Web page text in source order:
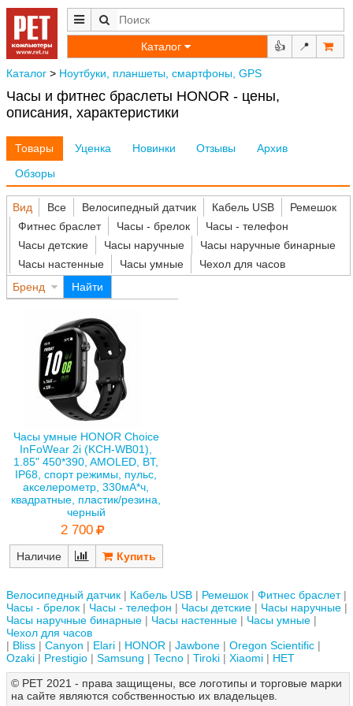
Каталог 👍 📍
Каталог > Ноутбуки, планшеты, смартфоны, GPS
Часы и фитнес браслеты HONOR - цены,
описания, характеристики
Товары Уценка Новинки Отзывы
Архив
Обзоры
Вид Все Велосипедный датчик Кабель USB
Ремешок
Фитнес браслет
Часы - брелок
Часы - телефон
Часы детские
Часы наручные
Часы наручные бинарные
Часы настенные
Часы умные
Чехол для часов
Бренд
Найти
Часы умные HONOR Choice
InFoWear 2i (KCH-WB01),
1.85" 450*390, AMOLED, BT,
IP68, спорт режимы, пульс,
акселерометр, 330мА*ч,
квадратные, пластик/резина,
черный
2 700
Наличие
Велосипедный датчик Кабель USB Ремешок
Фитнес браслет
Часы - брелок
Часы - телефон Часы детские
Часы наручные
Часы наручные бинарные
Часы настенные
Часы умные
Чехол для часов
Bliss
Canyon Elari HONOR Jawbone
Oregon Scientific
Ozaki
Prestigio Samsung Tecno Tiroki Xiaomi
НЕТ
© РЕТ 2021 - права защищены, все логотипы и торговые марки
на сайте являются собственностью их владельцев.